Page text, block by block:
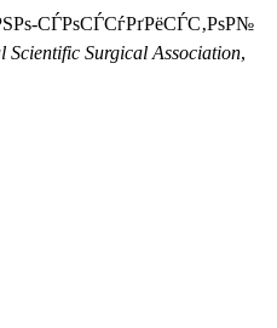
СЃРѕСЃСѓРґРёСЃС‚РѕР№
Scientific Surgical Association,